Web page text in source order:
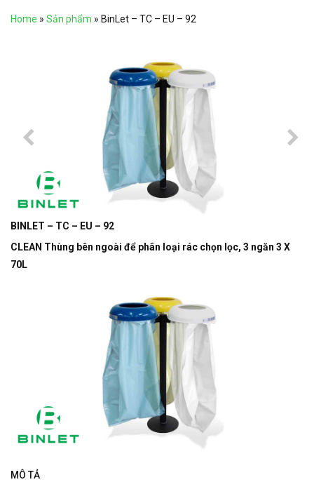
Home » Sản phẩm » BinLet – TC – EU – 92
BINLET – TC – EU – 92
CLEAN Thùng bên ngoài để phân loại rác chọn lọc, 3 ngăn 3 X
70L
MÔ TẢ